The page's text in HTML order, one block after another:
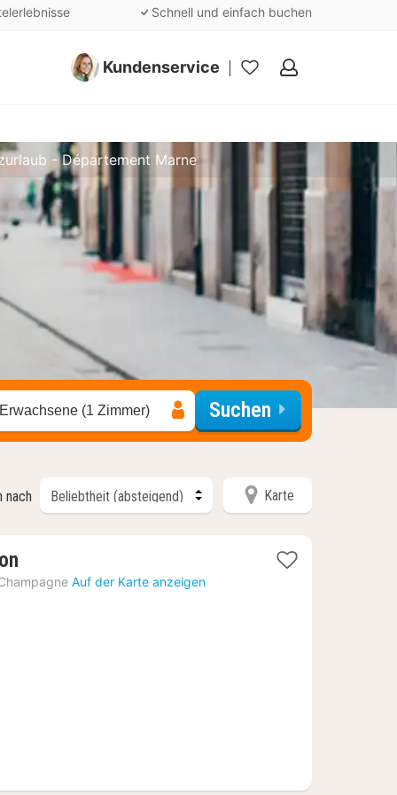
Schnell und einfach buchen
Kundenservice
Meine
- Département Marne
(1 Zimmer) Suchen
nach Karte
Nacht Auf der Karte anzeigen